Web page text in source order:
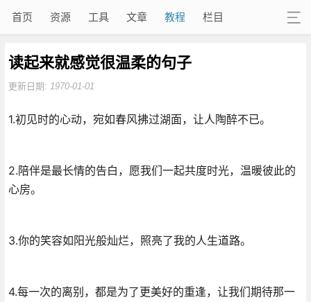
首页 资源 工具 文章 教程 栏目
读起来就感觉很温柔的句子
更新日期: 1970-01-01
1.初见时的心动，宛如春风拂过湖面，让人陶醉不已。
2.陪伴是最长情的告白，愿我们一起共度时光，温暖彼此的
心房。
3.你的笑容如阳光般灿烂，照亮了我的人生道路。
4.每一次的离别，都是为了更美好的重逢，让我们期待那一